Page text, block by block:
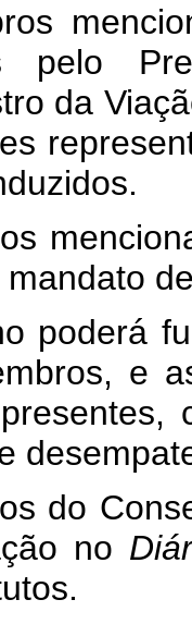
pelo
da
poderá
e
do
no